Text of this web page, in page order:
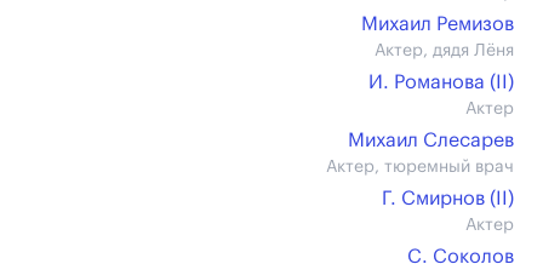
Михаил Ремизов
Актер, дядя Лёня
И. Романова (II)
Актер
Михаил Слесарев
Актер, тюремный врач
Г. Смирнов (II)
Актер
С. Соколов